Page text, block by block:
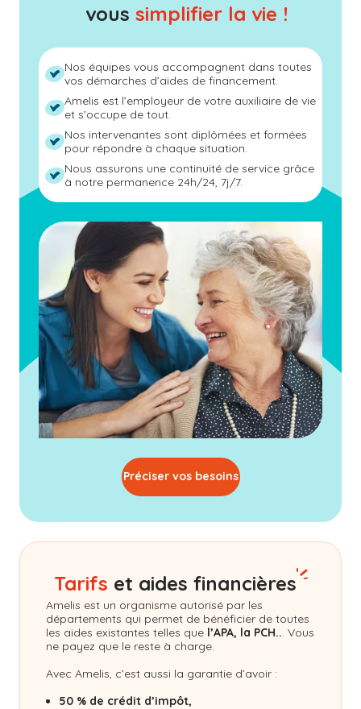
vous simplifier la vie !
Nos équipes vous accompagnent dans toutes
vos démarches d’aides de financement.
Amelis est l’employeur de votre auxiliaire de vie
et s’occupe de tout.
Nos intervenantes sont diplômées et formées
pour répondre à chaque situation.
Nous assurons une continuité de service grâce
à notre permanence 24h/24, 7j/7.
Préciser vos besoins
Tarifs et aides financières
Amelis est un organisme autorisé par les
départements qui permet de bénéficier de toutes
les aides existantes telles que l’APA, la PCH... Vous
ne payez que le reste à charge.
Avec Amelis, c’est aussi la garantie d’avoir :
50 % de crédit d’impôt,